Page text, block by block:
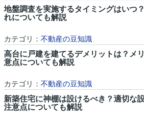
地盤調査を実施するタイミングはいつ
れについても解説
カテゴリ： 不動産の豆知識
高台に戸建を建てるデメリットは？メ
意点についても解説
カテゴリ： 不動産の豆知識
新築住宅に神棚は設けるべき？適切な
注意点についても解説